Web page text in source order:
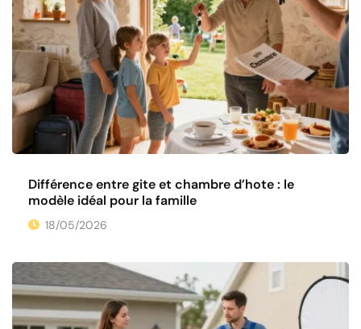
Différence entre gite et chambre d’hote : le
modèle idéal pour la famille
18/05/2026